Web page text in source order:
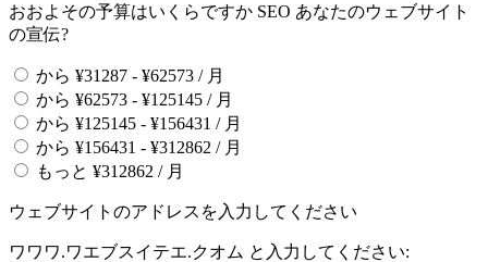
おおよその予算はいくらですか SEO あなたのウェブサイト
の宣伝?
から ¥31287 - ¥62573 / 月
から ¥62573 - ¥125145 / 月
から ¥125145 - ¥156431 / 月
から ¥156431 - ¥312862 / 月
もっと ¥312862 / 月
ウェブサイトのアドレスを入力してください
ワワワ.ワエブスイテエ.クオム と入力してください: